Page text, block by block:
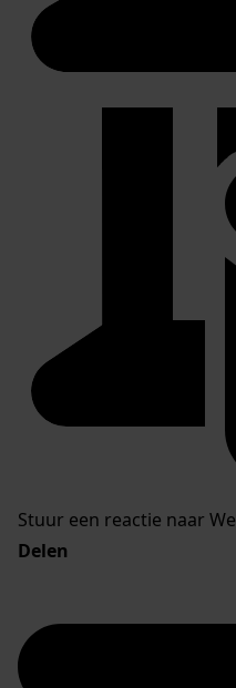
Stuur een reactie naar
Delen